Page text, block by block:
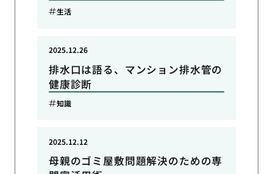
生活
排水口は語る、マンション排水管の
健康診断
2025.12.26
知識
母親のゴミ屋敷問題解決のための専
2025.12.12